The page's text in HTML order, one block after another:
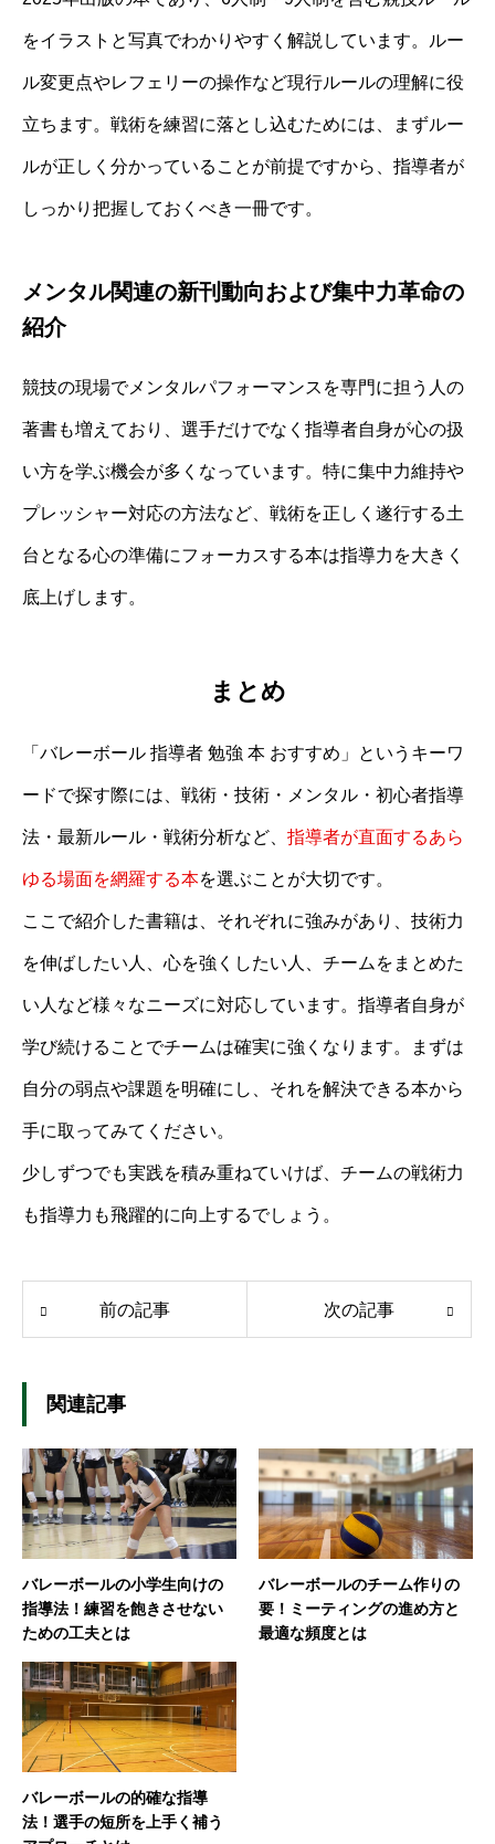
をイラストと写真でわかりやすく解説しています。ルー
ル変更点やレフェリーの操作など現行ルールの理解に役
立ちます。戦術を練習に落とし込むためには、まずルー
ルが正しく分かっていることが前提ですから、指導者が
しっかり把握しておくべき一冊です。
メンタル関連の新刊動向および集中力革命の
紹介
競技の現場でメンタルパフォーマンスを専門に担う人の
著書も増えており、選手だけでなく指導者自身が心の扱
い方を学ぶ機会が多くなっています。特に集中力維持や
プレッシャー対応の方法など、戦術を正しく遂行する土
台となる心の準備にフォーカスする本は指導力を大きく
底上げします。
まとめ
「バレーボール 指導者 勉強 本 おすすめ」というキーワ
ードで探す際には、戦術・技術・メンタル・初心者指導
法・最新ルール・戦術分析など、 指導者が直面するあら
ゆる場面を網羅する本を選ぶことが大切です。
ここで紹介した書籍は、それぞれに強みがあり、技術力
を伸ばしたい人、心を強くしたい人、チームをまとめた
い人など様々なニーズに対応しています。指導者自身が
学び続けることでチームは確実に強くなります。まずは
自分の弱点や課題を明確にし、それを解決できる本から
手に取ってみてください。
少しずつでも実践を積み重ねていけば、チームの戦術力
も指導力も飛躍的に向上するでしょう。
前の記事 次の記事
関連記事
バレーボールの小学生向けの
指導法！練習を飽きさせない
ための工夫とは
バレーボールのチーム作りの
要！ミーティングの進め方と
最適な頻度とは
バレーボールの的確な指導
法！選手の短所を上手く補う